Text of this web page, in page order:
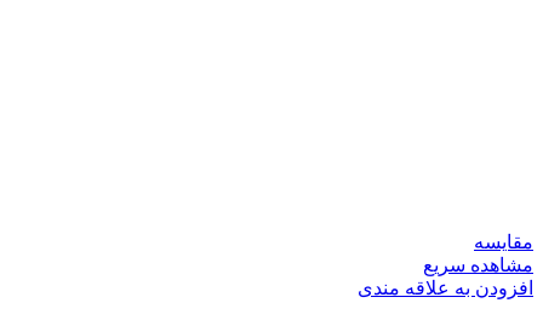
مقایسه
مشاهده سریع
افزودن به علاقه مندی